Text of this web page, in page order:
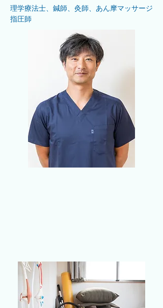
理学療法士、鍼師、灸師、あん摩マッサージ
指圧師